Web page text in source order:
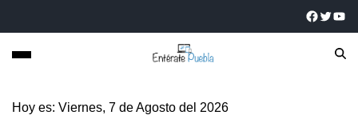
Hoy es: Viernes, 7 de Agosto del 2026